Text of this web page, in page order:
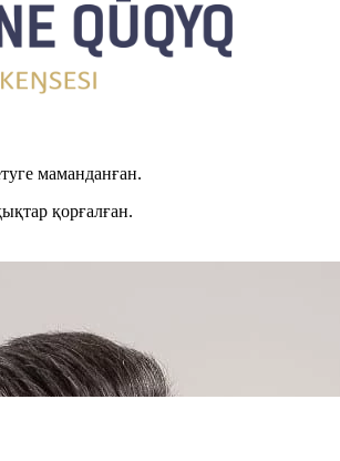
маманданған.
қорғалған.